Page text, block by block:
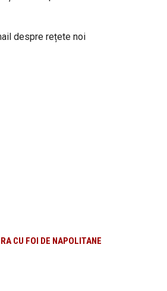
despre rețete noi
CU FOI DE NAPOLITANE